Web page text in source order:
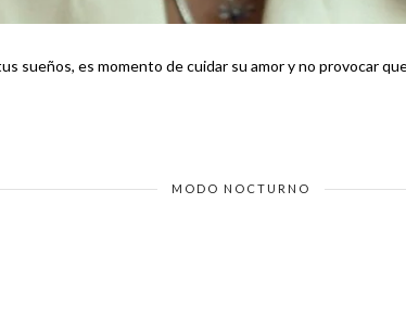
es momento de cuidar su amor y no provocar que se
MODO NOCTURNO